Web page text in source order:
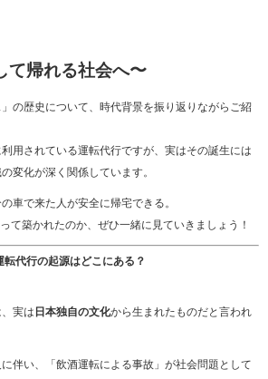
て帰れる社会へ〜
の歴史について、時代背景を振り返りながらご紹
用されている運転代行ですが、実はその誕生には
変化が深く関係しています。
車で来た人が安全に帰宅できる。
て築かれたのか、ぜひ一緒に見ていきましょう！
転代行の起源はどこにある？
実は 日本独自の文化から生まれたものだと言われ
伴い、「飲酒運転による事故」が社会問題として